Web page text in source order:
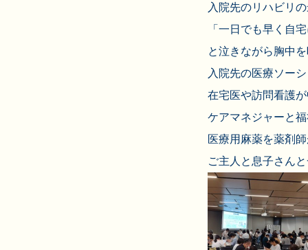
入院先のリハビリ
「一日でも早く自
と泣きながら胸中
入院先の医療ソー
在宅医や訪問看護
ケアマネジャーと
医療用麻薬を薬剤
ご主人と息子さん